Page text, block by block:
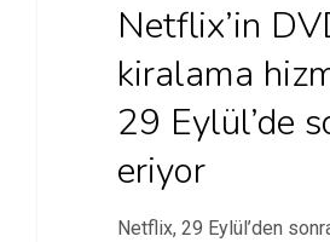
Netflix’in
kiralama
29 Eylül’de
eriyor
Netflix, 29 Eylül’den